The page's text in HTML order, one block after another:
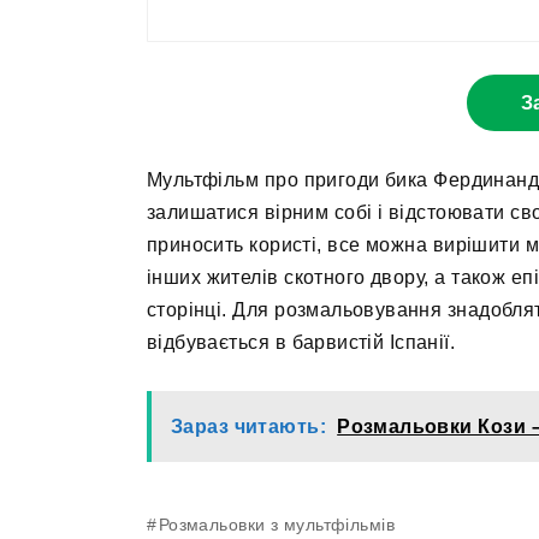
Мультфільм про пригоди бика
залишатися вірним собі і відстоювати
приносить користі, все можна
інших жителів скотного двору, а також
сторінці. Для розмальовування
відбувається в барвистій Іспанії.
Зараз читають: Розмальовки Кози
Розмальовки з мультфільмів